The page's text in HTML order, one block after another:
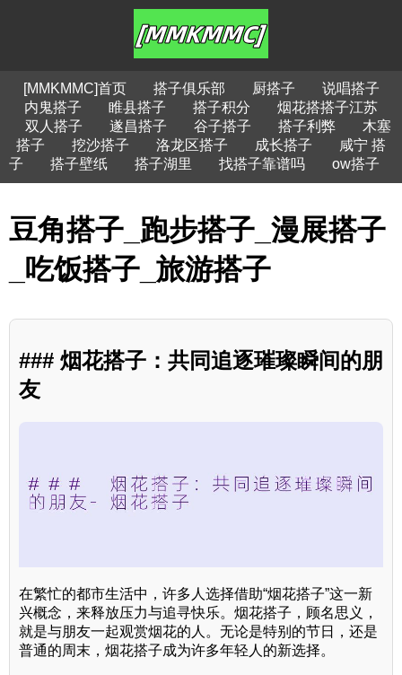
[MMKMMC]首页 搭子俱乐部 厨搭子
说唱搭子
内鬼搭子
睢县搭子 搭子积分
烟花搭搭子江苏
双人搭子
遂昌搭子 谷子搭子 搭子利弊
木塞
搭子
挖沙搭子 洛龙区搭子 成长搭子
咸宁 搭
子
搭子壁纸 搭子湖里 找搭子靠谱吗 ow搭子
豆角搭子_跑步搭子_漫展搭子
_吃饭搭子_旅游搭子
### 烟花搭子：共同追逐璀璨瞬间的朋
友
在繁忙的都市生活中，许多人选择借助“烟花搭子”这一新
兴概念，来释放压力与追寻快乐。烟花搭子，顾名思义，
就是与朋友一起观赏烟花的人。无论是特别的节日，还是
普通的周末，烟花搭子成为许多年轻人的新选择。